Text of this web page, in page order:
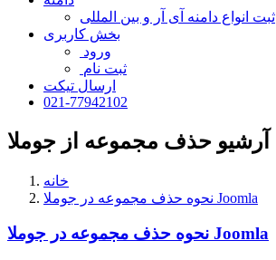
ثبت انواع دامنه آی آر و بین المللی
بخش کاربری
ورود
ثبت نام
ارسال تیکت
021-77942102
آرشیو حذف مجموعه از جوملا
خانه
نحوه حذف مجموعه در جوملا Joomla
نحوه حذف مجموعه در جوملا Joomla